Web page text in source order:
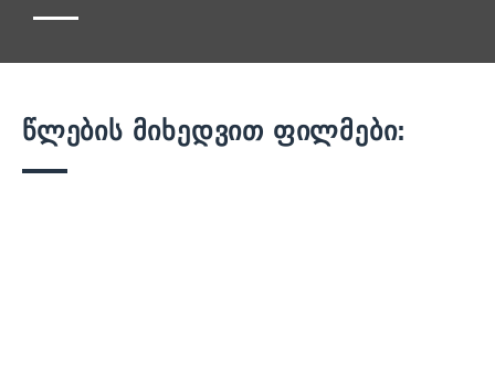
წლების მიხედვით ფილმები: